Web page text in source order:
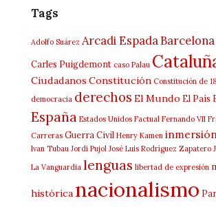
Tags
Adolfo Suárez Arcadi EspadaBarcelona
Carles Puigdemont caso Palau
Ciudadanos Constitución Constitución de
democracia derechos El Mundo El País
España Estados Unidos Factual Fernando VII
Carreras Guerra Civil Henry Kamen
Ivan Tubau Jordi Pujol José Luis Rodríguez Zapatero
La Vanguardia lenguas libertad de expresión
histórica nacionalismo